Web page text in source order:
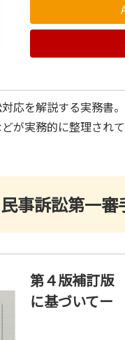
応を解説する実務書
が実務的に整理され
事訴訟第一審
第４版補訂版
に基づいてー